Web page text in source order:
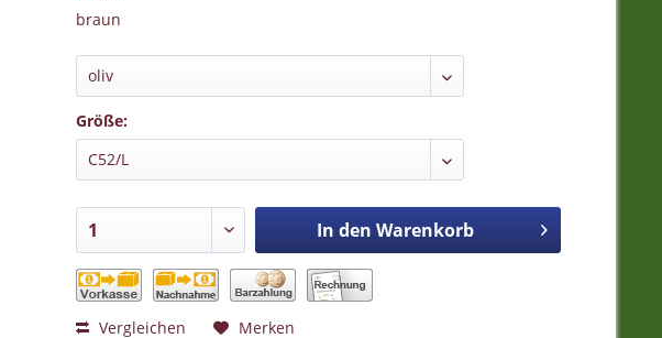
braun
Größe:
In den Warenkorb
Vergleichen Merken